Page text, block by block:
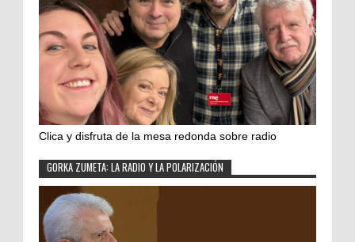
Clica y disfruta de la mesa redonda sobre radio
GORKA ZUMETA: LA RADIO Y LA POLARIZACIÓN